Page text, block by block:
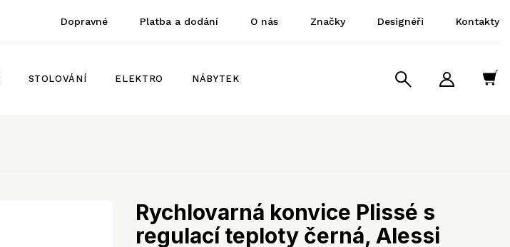
Dopravné Platba a dodání O nás Značky Designéři Kontakty
STOLOVÁNÍ ELEKTRO NÁBYTEK
Rychlovarná konvice Plissé s
regulací teploty černá, Alessi